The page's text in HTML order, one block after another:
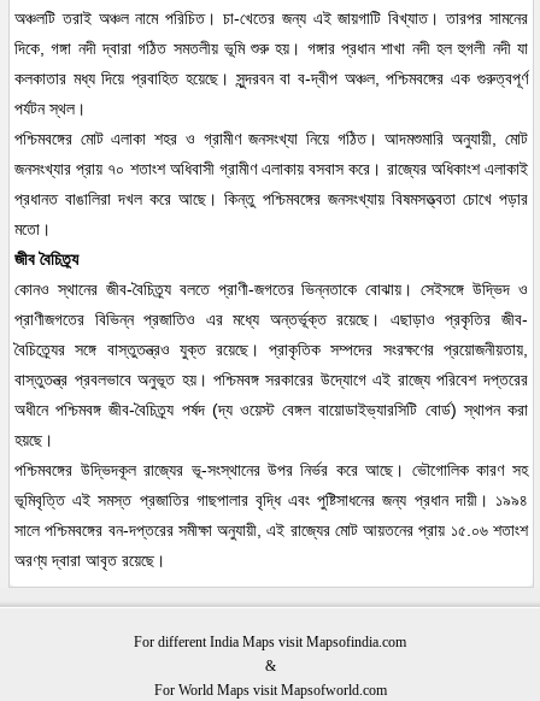
অঞ্চলটি তরাই অঞ্চল নামে পরিচিত। চা-খেতের জন্য এই জায়গাটি বিখ্যাত। তারপর সামনের
দিকে, গঙ্গা নদী দ্বারা গঠিত সমতলীয় ভূমি শুরু হয়। গঙ্গার প্রধান শাখা নদী হল হুগলী নদী যা
কলকাতার মধ্য দিয়ে প্রবাহিত হয়েছে। সুন্দরবন বা ব-দ্বীপ অঞ্চল, পশ্চিমবঙ্গের এক গুরুত্বপূর্ণ
পর্যটন স্থল।
পশ্চিমবঙ্গের মোট এলাকা শহর ও গ্রামীণ জনসংখ্যা নিয়ে গঠিত। আদমশুমারি অনুযায়ী, মোট
জনসংখ্যার প্রায় ৭০ শতাংশ অধিবাসী গ্রামীণ এলাকায় বসবাস করে। রাজ্যের অধিকাংশ এলাকাই
প্রধানত বাঙালিরা দখল করে আছে। কিন্তু পশ্চিমবঙ্গের জনসংখ্যায় বিষমসত্ত্বতা চোখে পড়ার
মতো।
জীব বৈচিত্র্য
কোনও স্থানের জীব-বৈচিত্র্য বলতে প্রাণী-জগতের ভিন্নতাকে বোঝায়। সেইসঙ্গে উদ্ভিদ ও
প্রাণীজগতের বিভিন্ন প্রজাতিও এর মধ্যে অন্তর্ভূক্ত রয়েছে। এছাড়াও প্রকৃতির জীব-
বৈচিত্র্যের সঙ্গে বাস্তুতন্ত্রও যুক্ত রয়েছে। প্রাকৃতিক সম্পদের সংরক্ষণের প্রয়োজনীয়তায়,
বাস্তুতন্ত্র প্রবলভাবে অনুভূত হয়। পশ্চিমবঙ্গ সরকারের উদ্যোগে এই রাজ্যে পরিবেশ দপ্তরের
অধীনে পশ্চিমবঙ্গ জীব-বৈচিত্র্য পর্ষদ (দ্য ওয়েস্ট বেঙ্গল বায়োডাইভ্যারসিটি বোর্ড) স্থাপন করা
হয়ছে।
পশ্চিমবঙ্গের উদ্ভিদকূল রাজ্যের ভূ-সংস্থানের উপর নির্ভর করে আছে। ভৌগোলিক কারণ সহ
ভূমিবৃত্তি এই সমস্ত প্রজাতির গাছপালার বৃদ্ধি এবং পুষ্টিসাধনের জন্য প্রধান দায়ী। ১৯৯৪
সালে পশ্চিমবঙ্গের বন-দপ্তরের সমীক্ষা অনুযায়ী, এই রাজ্যের মোট আয়তনের প্রায় ১৫.০৬ শতাংশ
অরণ্য দ্বারা আবৃত রয়েছে।
For different India Maps visit Mapsofindia.com
&
For World Maps visit Mapsofworld.com